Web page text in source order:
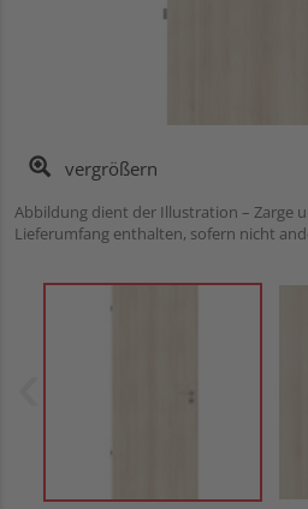
vergrößern
Abbildung dient der Illustration – Zarge
Lieferumfang enthalten, sofern nicht